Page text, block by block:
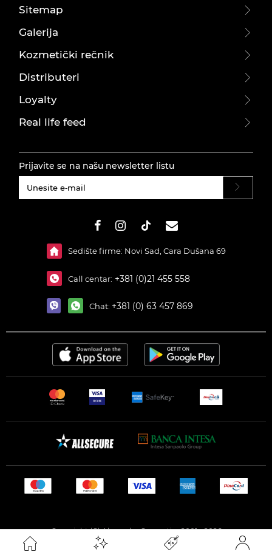
Sitemap
Galerija
Kozmetički rečnik
Distributeri
Loyalty
Real life feed
Prijavite se na našu newsletter listu
Sedište firme: Novi Sad, Cara Dušana 69
Call centar: +381 (0)21 455 558
Chat: +381 (0) 63 457 869
Copyright (C) Alexandar Cosmetics 2001 - 2026